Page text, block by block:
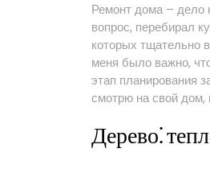
Ремонт дома – дело
вопрос, перебирал
которых тщательно
меня было важно,
этап планирования
смотрю на свой дом,
Дерево⁚